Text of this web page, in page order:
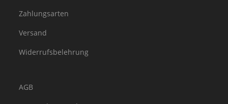
Zahlungsarten
Versand
Widerrufsbelehrung
AGB